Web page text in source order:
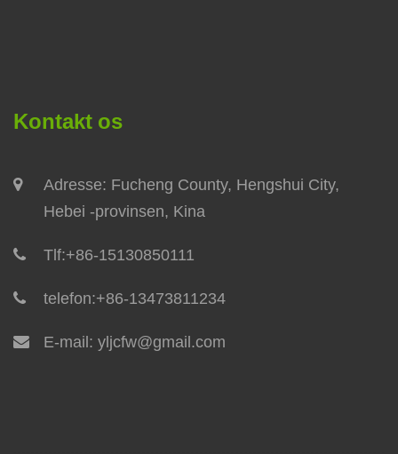
Kontakt os
Adresse: Fucheng County, Hengshui City,
Hebei -provinsen, Kina
Tlf:+86-15130850111
telefon:+86-13473811234
E-mail: yljcfw@gmail.com